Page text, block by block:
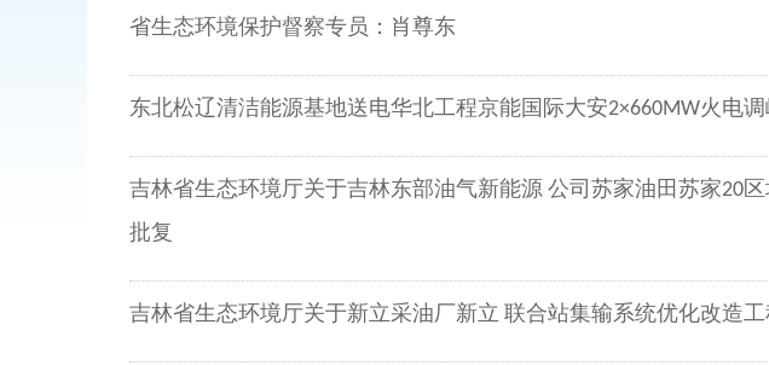
省生态环境保护督察专员：肖尊东
东北松辽清洁能源基地送电华北工程京能国际大安2×660MW火电
吉林省生态环境厅关于吉林东部油气新能源 公司苏家油田苏家20
批复
吉林省生态环境厅关于新立采油厂新立 联合站集输系统优化改造